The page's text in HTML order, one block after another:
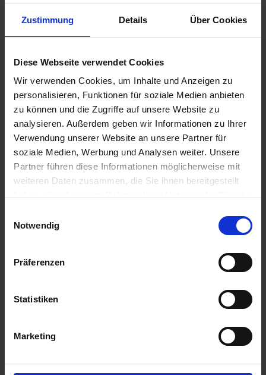
Zustimmung Details Über Cookies
Diese Webseite verwendet Cookies
Wir verwenden Cookies, um Inhalte und Anzeigen zu
personalisieren, Funktionen für soziale Medien anbieten
zu können und die Zugriffe auf unsere Website zu
analysieren. Außerdem geben wir Informationen zu Ihrer
Verwendung unserer Website an unsere Partner für
soziale Medien, Werbung und Analysen weiter. Unsere
Partner führen diese Informationen möglicherweise mit
weiteren Daten zusammen, die Sie ihnen bereitgestellt
Notwendig
Präferenzen
Statistiken
Marketing
Pflanzenbau ABC
Herbst myAGRAR
zzgl. MwSt.
6,30 € / St
IN DEN
WARENKORB
EMPFOHLEN
Butisan Gold
zzgl. MwSt.
36,56 € / l
ZUM PRODUKT
6,40 € / l 22,95 € / l